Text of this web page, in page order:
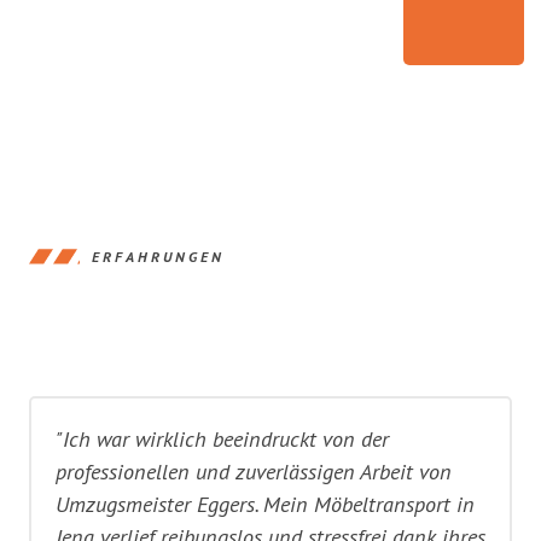
ERFAHRUNGEN
"Ich war wirklich beeindruckt von der
professionellen und zuverlässigen Arbeit von
Umzugsmeister Eggers. Mein Möbeltransport in